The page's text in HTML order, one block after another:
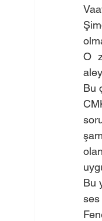
O
Bu
Bu
ses